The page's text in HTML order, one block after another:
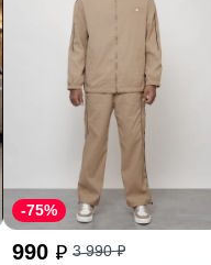
990 p 3 990p
-75%